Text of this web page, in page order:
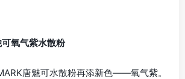
氧气紫水散粉
唐魅可水散粉再添新色——氧气紫。